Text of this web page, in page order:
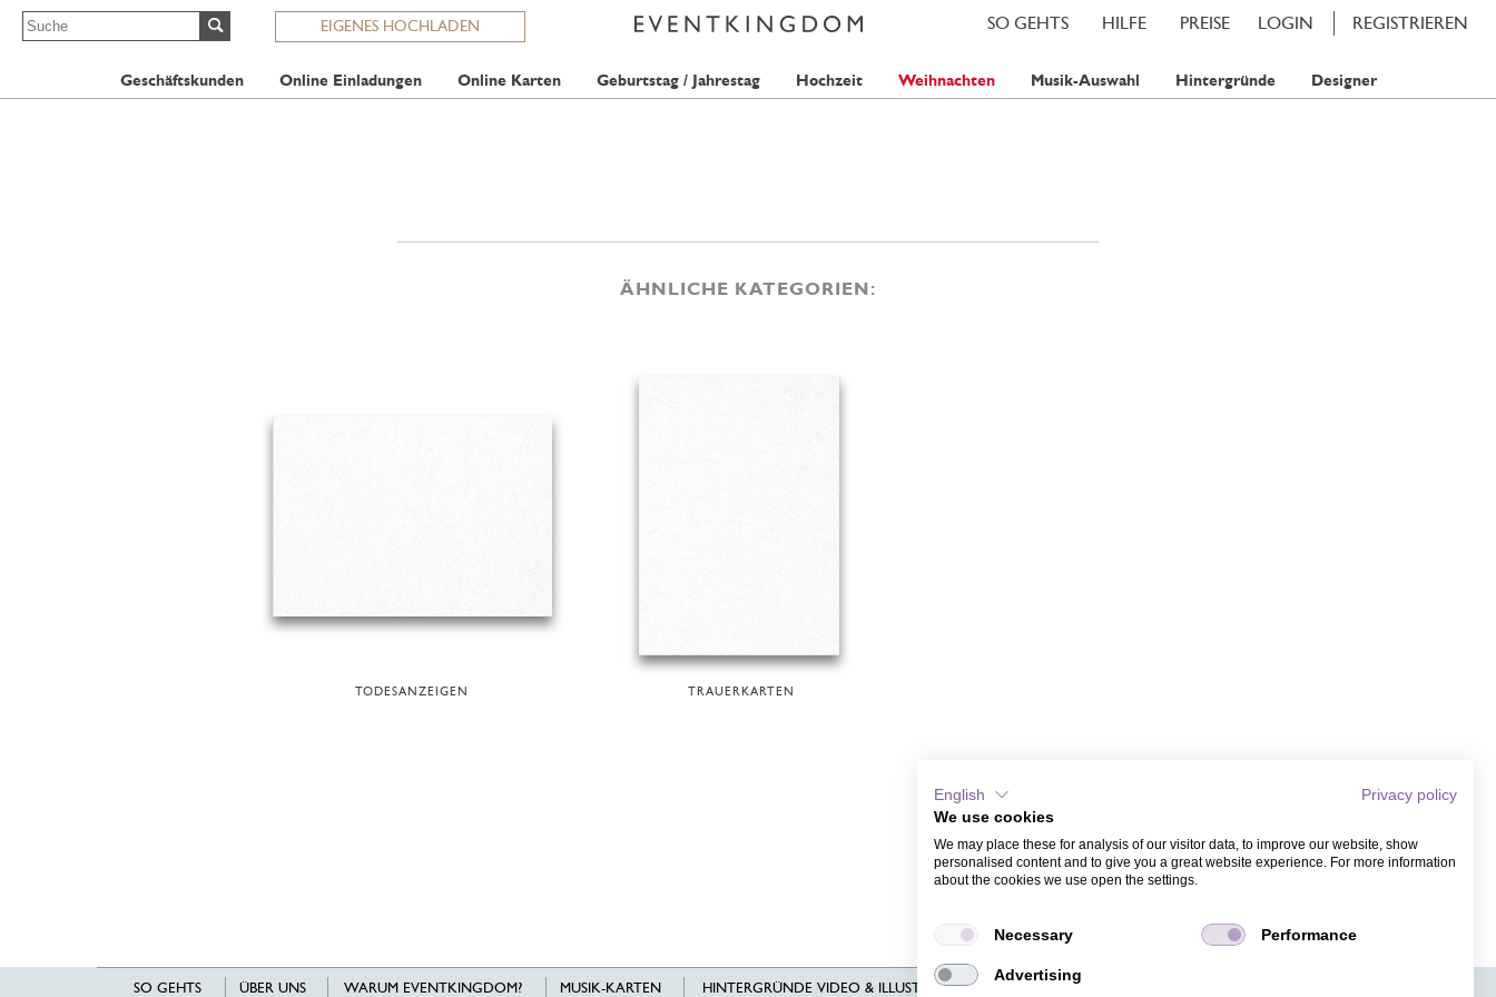
EIGENES HOCHLADEN LOGIN REGISTRIEREN
PREISE
HILFE
SO GEHTS
Geschäftskunden Online Einladungen Online Karten Geburtstag / Jahrestag Hochzeit Weihnachten Musik-Auswahl Hintergründe Designer
ÄHNLICHE KATEGORIEN:
TODESANZEIGEN TRAUERKARTEN
SO GEHTS ÜBER UNS WARUM EVENTKINGDOM? MUSIK-KARTEN HINTERGRÜNDE VIDEO & ILLUSTRATIONEN
English
Privacy policy
We use cookies
We may place these for analysis of our visitor data, to improve our website, show
personalised content and to give you a great website experience. For more information
about the cookies we use open the settings.
Necessary Performance
Advertising